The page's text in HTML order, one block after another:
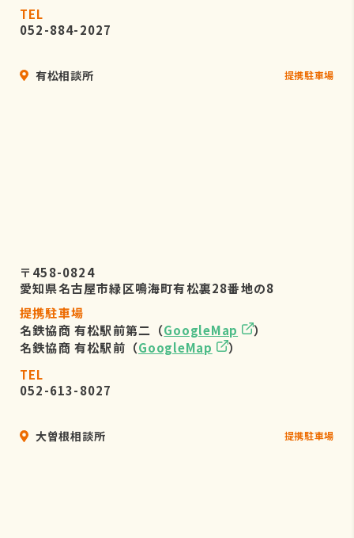
TEL
052-884-2027
有松相談所 提携駐車場
〒458-0824
愛知県名古屋市緑区鳴海町有松裏28番地の8
提携駐車場
名鉄協商 有松駅前第二（GoogleMap
）
名鉄協商 有松駅前（GoogleMap
）
TEL
052-613-8027
大曽根相談所 提携駐車場